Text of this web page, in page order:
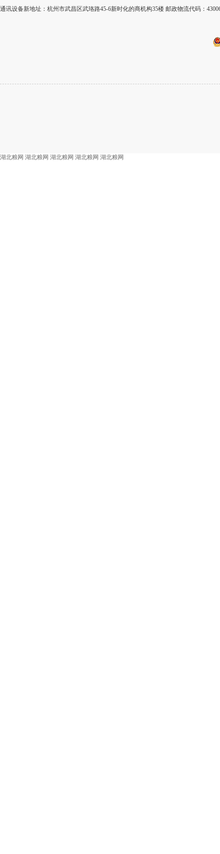
通讯设备新地址：杭州市武昌区武珞路45-6新时化的商机构35楼 邮政物流代码：
湖北粮网 湖北粮网 湖北粮网 湖北粮网 湖北粮网